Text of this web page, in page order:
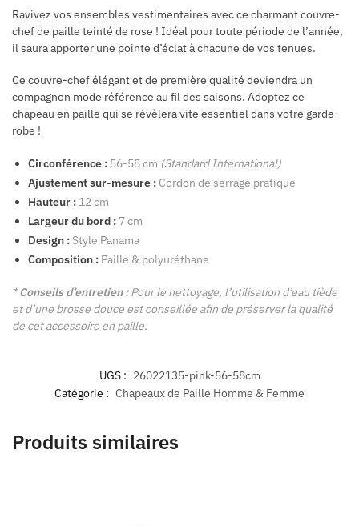
Ravivez vos ensembles vestimentaires avec ce charmant couvre-
chef de paille teinté de rose ! Idéal pour toute période de l’année,
il saura apporter une pointe d’éclat à chacune de vos tenues.
Ce couvre-chef élégant et de première qualité deviendra un
compagnon mode référence au fil des saisons. Adoptez ce
chapeau en paille qui se révèlera vite essentiel dans votre garde-
robe !
Circonférence : 56-58 cm (Standard International)
Ajustement sur-mesure : Cordon de serrage pratique
Hauteur : 12 cm
Largeur du bord : 7 cm
Design : Style Panama
Composition : Paille & polyuréthane
*Conseils d’entretien :Pour le nettoyage, l’utilisation d’eau tiède
et d’une brosse douce est conseillée afin de préserver la qualité
de cet accessoire en paille.
UGS : 26022135-pink-56-58cm
Catégorie : Chapeaux de Paille Homme & Femme
Produits similaires